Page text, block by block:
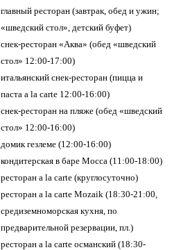
главный ресторан (завтрак, обед и ужин;
«шведский стол», детский буфет)
снек-ресторан «Аква» (обед «шведский
стол» 12:00-17:00)
итальянский снек-ресторан (пицца и
паста a la carte 12:00-16:00)
снек-ресторан на пляже (обед «шведский
стол» 12:00-16:00)
домик гезлеме (12:00-16:00)
кондитерская в баре Mocca (11:00-18:00)
ресторан a la carte (круглосуточно)
ресторан a la carte Mozaik (18:30-21:00,
средиземноморская кухня, по
предварительной резервации, пл.)
ресторан a la carte османский (18:30-